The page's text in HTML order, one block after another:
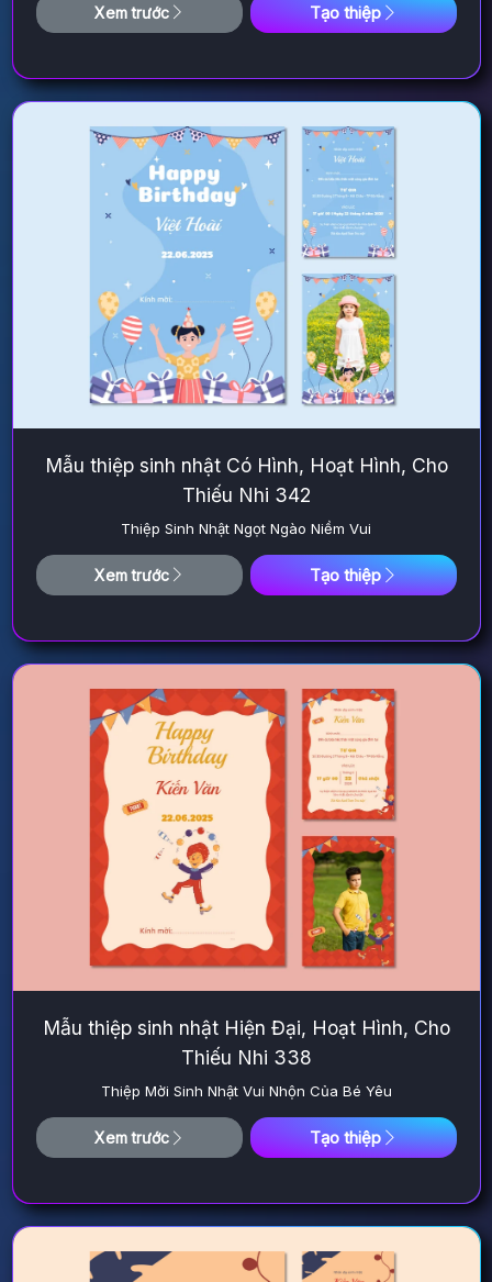
Xem trước Tạo thiệp
Mẫu thiệp sinh nhật Có Hình, Hoạt Hình, Cho
Thiếu Nhi 342
Thiệp Sinh Nhật Ngọt Ngào Niềm Vui
Xem trước Tạo thiệp
Mẫu thiệp sinh nhật Hiện Đại, Hoạt Hình, Cho
Thiếu Nhi 338
Thiệp Mời Sinh Nhật Vui Nhộn Của Bé Yêu
Xem trước Tạo thiệp